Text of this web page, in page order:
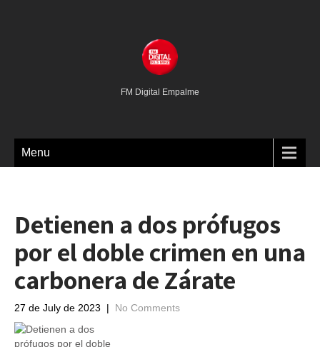
FM Digital Empalme
Menu
Detienen a dos prófugos
por el doble crimen en una
carbonera de Zárate
27 de July de 2023 | No Comments